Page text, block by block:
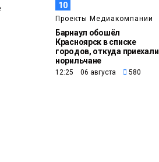
10
Проекты Медиакомпании
Барнаул обошёл
Красноярск в списке
городов, откуда приехали
норильчане
12:25 06 августа 580